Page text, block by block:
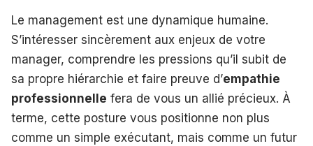
Le management est une dynamique humaine.
S’intéresser sincèrement aux enjeux de votre
manager, comprendre les pressions qu’il subit de
sa propre hiérarchie et faire preuve d’empathie
professionnelle fera de vous un allié précieux. À
terme, cette posture vous positionne non plus
comme un simple exécutant, mais comme un futur